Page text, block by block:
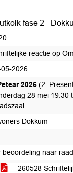
fase 2 -
reactie op
2026
2026 (2.
28 mei 19:30
Dokkum
beoordeling naar raad
260528